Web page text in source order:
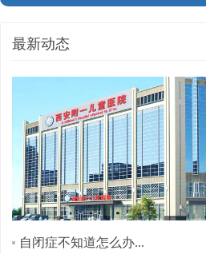
最新动态
自闭症不知道怎么办...